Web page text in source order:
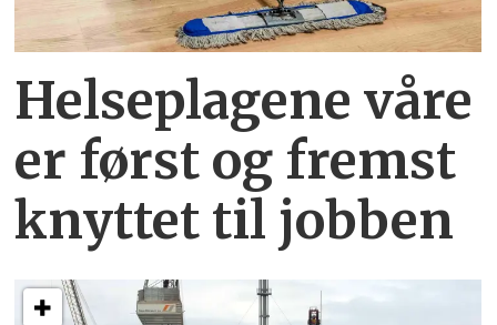
Helseplagene våre
er først og fremst
knyttet til jobben